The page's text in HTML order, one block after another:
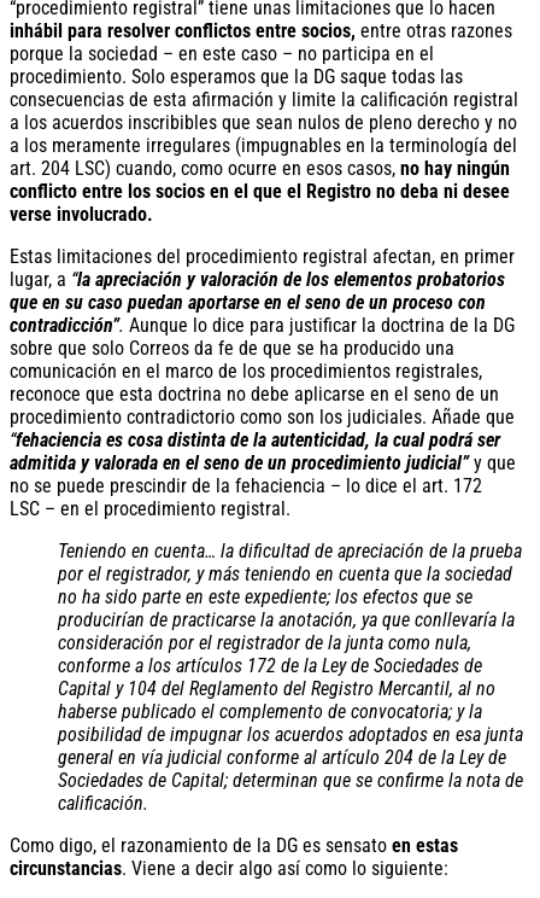
inhábil para resolver conflictos entre socios, entre otras razones
porque la sociedad – en este caso – no participa en el
procedimiento. Solo esperamos que la DG saque todas las
consecuencias de esta afirmación y limite la calificación registral
a los acuerdos inscribibles que sean nulos de pleno derecho y no
a los meramente irregulares (impugnables en la terminología del
art. 204 LSC) cuando, como ocurre en esos casos, no hay ningún
conflicto entre los socios en el que el Registro no deba ni desee
verse involucrado.
Estas limitaciones del procedimiento registral afectan, en primer
lugar, a “la apreciación y valoración de los elementos probatorios
que en su caso puedan aportarse en el seno de un proceso con
contradicción”. Aunque lo dice para justificar la doctrina de la DG
sobre que solo Correos da fe de que se ha producido una
comunicación en el marco de los procedimientos registrales,
reconoce que esta doctrina no debe aplicarse en el seno de un
“fehaciencia es cosa distinta de la autenticidad, la cual podrá ser
admitida y valorada en el seno de un procedimiento judicial”y que
no se puede prescindir de la fehaciencia – lo dice el art. 172
LSC – en el procedimiento registral.
Teniendo en cuenta… la dificultad de apreciación de la prueba
por el registrador, y más teniendo en cuenta que la sociedad
no ha sido parte en este expediente; los efectos que se
producirían de practicarse la anotación, ya que conllevaría la
consideración por el registrador de la junta como nula,
conforme a los artículos 172 de la Ley de Sociedades de
Capital y 104 del Reglamento del Registro Mercantil, al no
haberse publicado el complemento de convocatoria; y la
posibilidad de impugnar los acuerdos adoptados en esa junta
general en vía judicial conforme al artículo 204 de la Ley de
Sociedades de Capital; determinan que se confirme la nota de
calificación.
Como digo, el razonamiento de la DG es sensato en estas
circunstancias. Viene a decir algo así como lo siguiente: